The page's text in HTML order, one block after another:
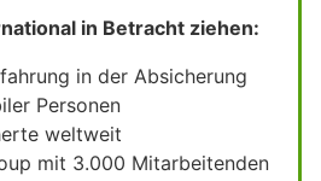
in Betracht ziehen:
in der Absicherung
Personen
weltweit
mit 3.000 Mitarbeitenden